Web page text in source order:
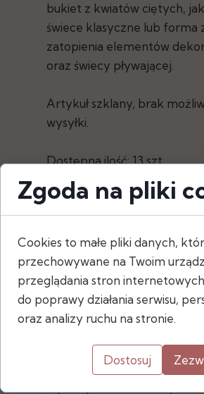
- Po złożeniu zamówienia za
naszej strony, sprawdzamy
bukiet z kwiatów ciętych,
świece klasyczne lub forma
zatopienia elementów
oraz świecy pływającej.
Artykuł szklany, brak
wysyłki.
Dostępna ilość: 13 szt.
Wymiary
- wysokość: 30 cm
- średnica: 12 cm
Zgoda na pliki
Cookies to małe pliki danych,
przechowywane na Twoim
przeglądania stron
do poprawy działania serwisu,
oraz analizy ruchu na stronie.
Dostosuj